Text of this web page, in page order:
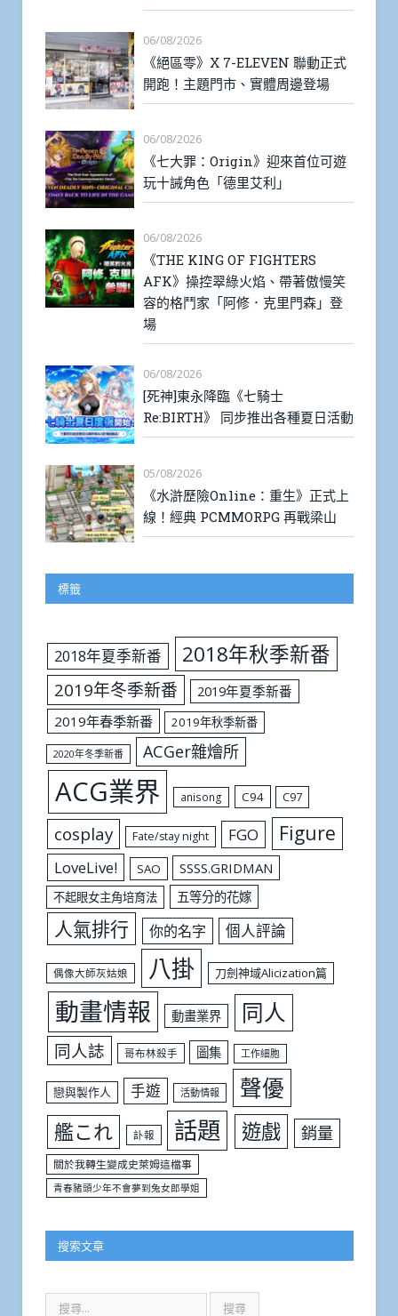
06/08/2026
《絕區零》X 7-ELEVEN 聯動正式
開跑！主題門市、實體周邊登場
06/08/2026
《七大罪：Origin》迎來首位可遊
玩十誡角色「德里艾利」
06/08/2026
《THE KING OF FIGHTERS
AFK》操控翠綠火焰、帶著傲慢笑
容的格鬥家「阿修．克里門森」登
場
06/08/2026
[死神]東永降臨《七騎士
Re:BIRTH》 同步推出各種夏日活動
05/08/2026
《水滸歷險Online：重生》正式上
線！經典 PCMMORPG 再戰梁山
標籤
2018年夏季新番 2018年秋季新番
2019年冬季新番
2019年夏季新番
2019年春季新番
2019年秋季新番
2020年冬季新番 ACGer雜燴所
ACG業界 anisong C94 C97
cosplay Fate/stay night FGO Figure
LoveLive! SAO SSSS.GRIDMAN
不起眼女主角培育法 五等分的花嫁
人氣排行 你的名字 個人評論
偶像大師灰姑娘 八掛 刀劍神域Alicization篇
動畫情報 動畫業界 同人
同人誌 哥布林殺手 圖集 工作細胞
戀與製作人 手遊 活動情報 聲優
艦これ 訃報 話題 遊戲 銷量
關於我轉生變成史萊姆這檔事
青春豬頭少年不會夢到兔女郎學姐
搜索文章